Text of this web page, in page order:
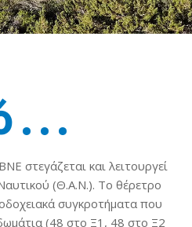
στεγάζεται και λειτουργεί
(Θ.Α.Ν.). Το θέρετρο
συγκροτήματα που
(48 στο Ξ1, 48 στο Ξ2
. . .